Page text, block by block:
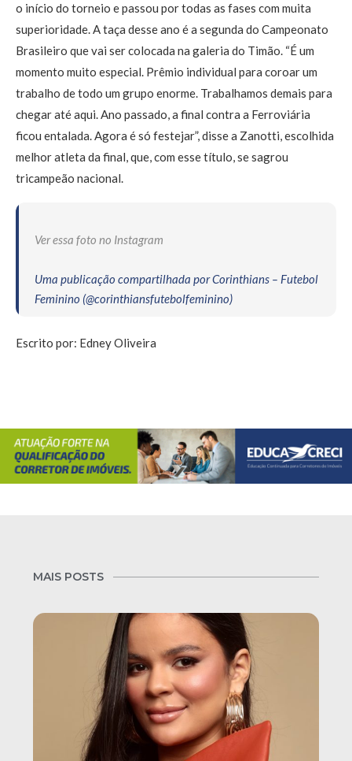
o início do torneio e passou por todas as fases com muita
superioridade. A taça desse ano é a segunda do Campeonato
Brasileiro que vai ser colocada na galeria do Timão. “É um
momento muito especial. Prêmio individual para coroar um
trabalho de todo um grupo enorme. Trabalhamos demais para
chegar até aqui. Ano passado, a final contra a Ferroviária
ficou entalada. Agora é só festejar”, disse a Zanotti, escolhida
melhor atleta da final, que, com esse título, se sagrou
tricampeão nacional.
Ver essa foto no Instagram
Uma publicação compartilhada por Corinthians – Futebol
Feminino (@corinthiansfutebolfeminino)
Escrito por: Edney Oliveira
MAIS POSTS